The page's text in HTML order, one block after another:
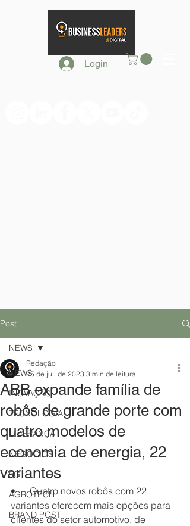
Login
Post
NEWS
INOVAÇÃO
TECNOLOGIA
LIDERANÇA
NEGÓCIOS
5G
AGROTECH
BRAND POST
NEWS
ABB expande família de
robôs de grande porte com
quatro modelos de
economia de energia, 22
variantes
Redação
25 de jul. de 2023 3 min de leitura
•      Quatro novos robôs com 22
variantes oferecem mais opções para
clientes do setor automotivo, de